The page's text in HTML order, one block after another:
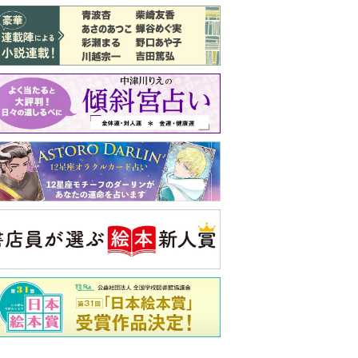
バックナンバー
注目トピ
結婚1か月で離婚を決めました。本当に
よかったのでしょうか
義実家について、義弟が私へ怒りのLINE
婚約者がBL愛好家でした
公論新社の本
もうじきたべられるぼく
はせがわゆうじ 作
詳しくみる
フォメーション